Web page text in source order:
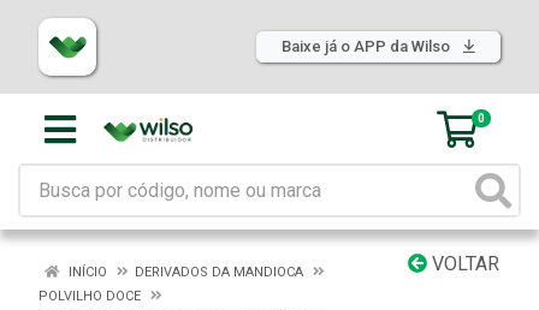
Baixe já o APP da Wilso
0
VOLTAR
INÍCIO
DERIVADOS DA MANDIOCA
POLVILHO DOCE